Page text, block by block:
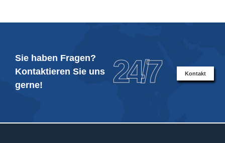
Sie haben Fragen?
Kontaktieren Sie uns
gerne!
24/7 Kontakt